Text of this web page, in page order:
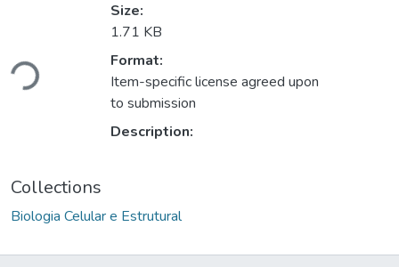
Loading...
Size:
1.71 KB
Format:
Item-specific license agreed upon
to submission
Description:
Collections
Biologia Celular e Estrutural